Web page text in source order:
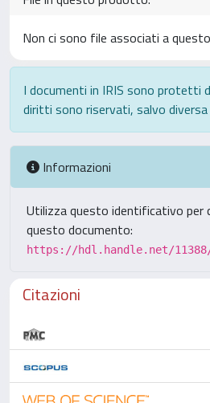
Non ci sono file associati a
I documenti in IRIS sono protetti
diritti sono riservati, salvo diversa
Informazioni
Utilizza questo identificativo per
questo documento:
https://hdl.handle.net/11388/
Citazioni